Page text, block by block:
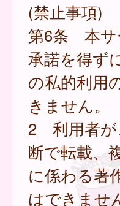
(禁止事項)
第6条 本サ
承諾を得ず
の私的利用
きません。
2 利用者が
断で転載、
に係わる著
はできませ